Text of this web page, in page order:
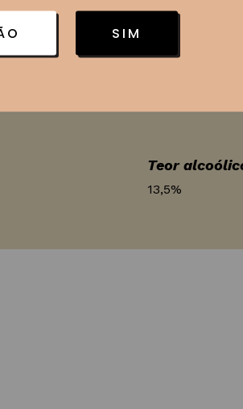
Tinto
Teor
13,5%
SIM